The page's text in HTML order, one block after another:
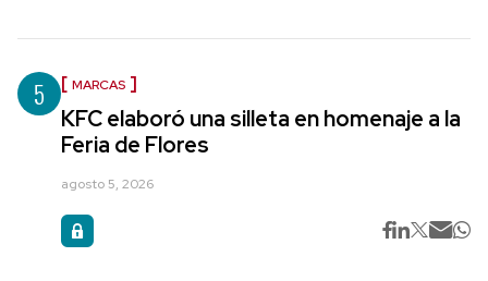
5 MARCAS
KFC elaboró una silleta en homenaje a la
Feria de Flores
agosto 5, 2026